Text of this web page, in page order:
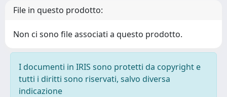
File in questo prodotto:
Non ci sono file associati a questo prodotto.
I documenti in IRIS sono protetti da copyright e
tutti i diritti sono riservati, salvo diversa
indicazione